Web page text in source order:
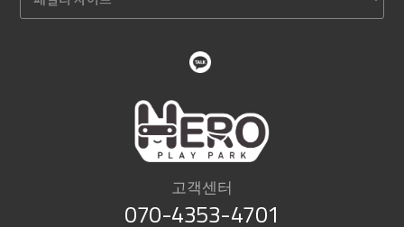
고객센터
070-4353-4701